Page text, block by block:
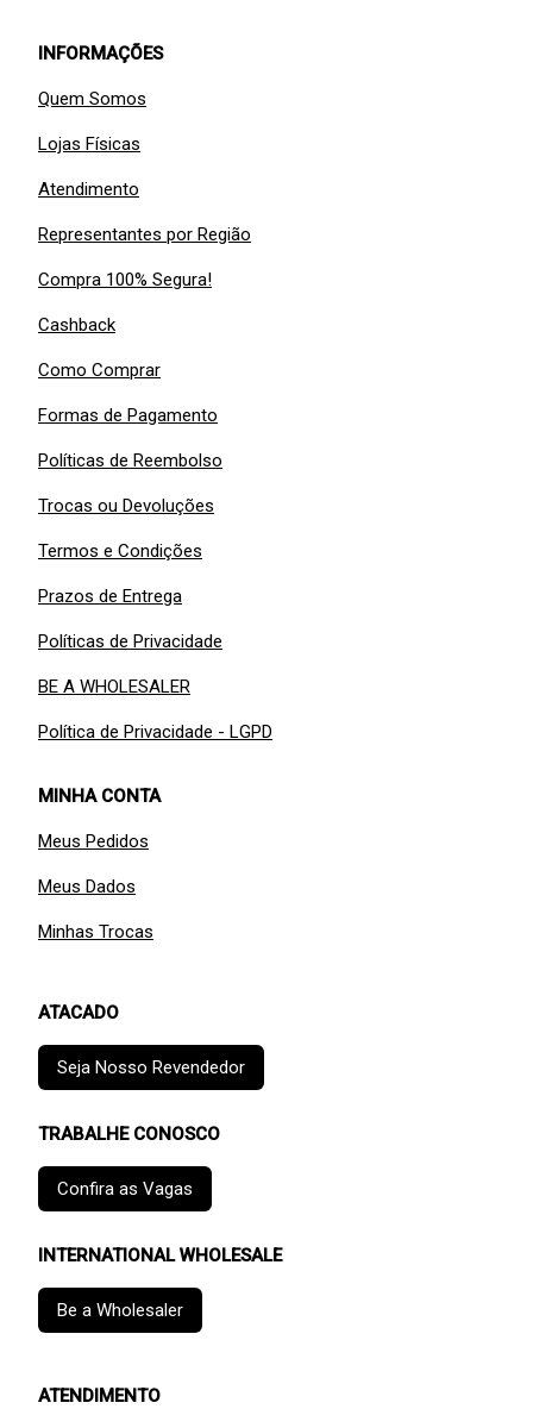
INFORMAÇÕES
Quem Somos
Lojas Físicas
Atendimento
Representantes por Região
Compra 100% Segura!
Cashback
Como Comprar
Formas de Pagamento
Políticas de Reembolso
Trocas ou Devoluções
Termos e Condições
Prazos de Entrega
Políticas de Privacidade
BE A WHOLESALER
Política de Privacidade - LGPD
MINHA CONTA
Meus Pedidos
Meus Dados
Minhas Trocas
ATACADO
Seja Nosso Revendedor
TRABALHE CONOSCO
Confira as Vagas
INTERNATIONAL WHOLESALE
Be a Wholesaler
ATENDIMENTO